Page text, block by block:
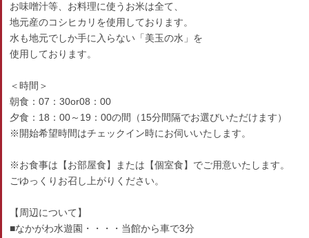
お味噌汁等、お料理に使うお米は全て、
地元産のコシヒカリを使用しております。
水も地元でしか手に入らない「美玉の水」を
使用しております。
＜時間＞
朝食：07：30or08：00
夕食：18：00～19：00の間（15分間隔でお選びいただけます）
※開始希望時間はチェックイン時にお伺いいたします。
※お食事は【お部屋食】または【個室食】でご用意いたします。
ごゆっくりお召し上がりください。
【周辺について】
■なかがわ水遊園・・・・当館から車で3分